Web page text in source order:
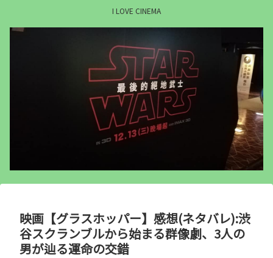
I LOVE CINEMA
映画【グラスホッパー】感想(ネタバレ):渋
谷スクランブルから始まる群像劇、3人の
男が辿る運命の交錯